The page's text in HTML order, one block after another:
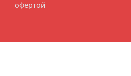
офертой